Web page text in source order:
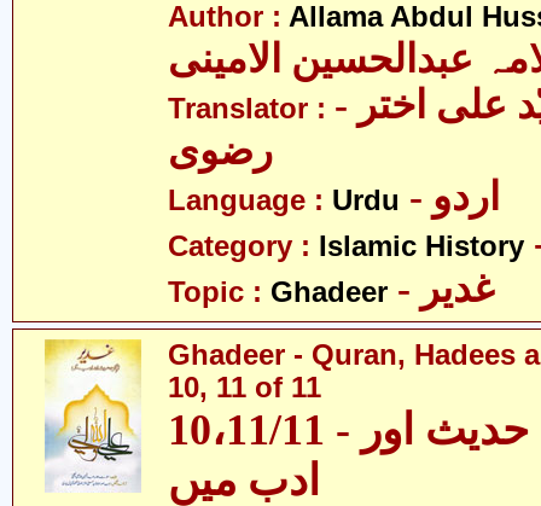
Author : Allama Abdul
عبدالحسین الامینی
Translator : - مولانا سیّد علی اختر
رضوی
Language : Urdu - اردو
Category : Islamic History
Topic : Ghadeer - غدیر
Ghadeer - Quran, Hadees
10, 11 of 11
10،11/11 - غدیر - قرآن، حدیث اور
ادب میں